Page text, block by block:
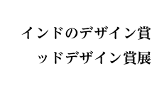
インドのデザイン
ッドデザイン賞